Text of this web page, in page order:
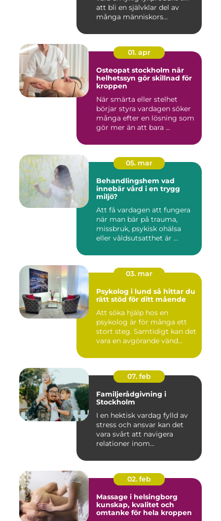
att bli en självklar del av
många människors...
01. apr
Osteopat stockholm när
helhetssyn gör skillnad för
kroppen
När smärta eller stelhet
börjar styra vardagen söker
många efter en lösning som
gör mer än att bara ...
05. mar
Behandlingshem vad
innebär vård i en trygg
miljö?
Att få vardagen att fungera
när man bär på trauma,
missbruk, psykisk ohälsa
eller våldsutsatthet är ...
03. mar
Psykolog i lund så hittar du
rätt stöd för ditt mående
Att söka hjälp hos en
psykolog är för många ett
stort steg. Samtidigt kan det
vara en avgörande vänd...
07. feb
Familjerådgivning i
Stockholm
I en hektisk vardag fylld av
stress och ansvar kan det
vara svårt att navigera
relationer inom...
02. feb
Massage i helsingborg
kunskap, kvalitet och
omtanke för hela kroppen